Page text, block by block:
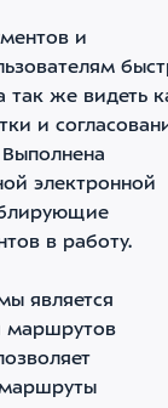
и
так же видеть
и
электронной
в работу.
является
маршрутов
маршруты